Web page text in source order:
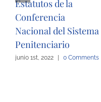
Estatutos de la
Conferencia
Nacional del Sistema
Penitenciario
junio 1st, 2022 | 0 Comments